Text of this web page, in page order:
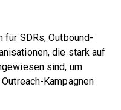
für SDRs, Outbound-
die stark auf
sind, um
Kampagnen